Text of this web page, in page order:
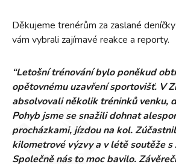
Děkujeme trenérům za zaslané
vám vybrali zajímavé reakce a reporty.
“Letošní trénování bylo poněkud
opětovnému uzavření sportovišť. V
absolvovali několik tréninků venku,
Pohyb jsme se snažili dohnat
procházkami, jízdou na kol.
kilometrové výzvy a v létě soutěže
Společně nás to moc bavilo.